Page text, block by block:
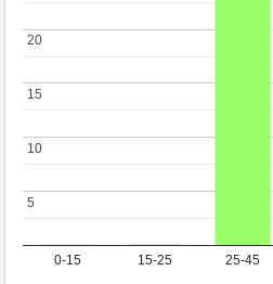
0-15 15-25 25-45
5
5
10
10
15
15
20
20